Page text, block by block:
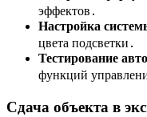
эффектов․
Настройка
цвета подсветки․
Тестирование
функций
Сдача объекта в